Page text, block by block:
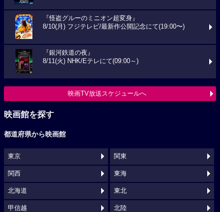
『怪盗グルーのミニオン超変身』
8/10(月) フジテレビ/最新作公開記念にて(19:00〜)
『銀河鉄道の夜』
8/11(火) NHK/Eテレにて(09:00～)
映画TV放送スケジュールへ
映画館を探す
都道府県から映画館
東京 関東
関西 東海
北海道 東北
甲信越 北陸